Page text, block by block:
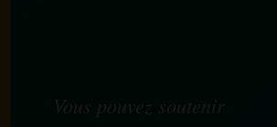
Vous pouvez soutenir